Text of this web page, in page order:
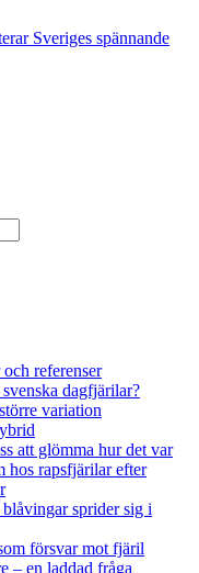
referenser
dagfjärilar?
variation
att glömma hur det var
hos rapsfjärilar efter
sprider sig i
försvar mot fjäril
– en laddad fråga